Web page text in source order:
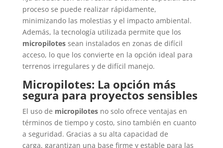
proceso se puede realizar rápidamente,
minimizando las molestias y el impacto ambiental.
Además, la tecnología utilizada permite que los
micropilotessean instalados en zonas de difícil
acceso, lo que los convierte en la opción ideal para
terrenos irregulares y de difícil manejo.
Micropilotes: La opción más
segura para proyectos sensibles
El uso de micropilotesno solo ofrece ventajas en
términos de tiempo y costo, sino también en cuanto
a seguridad. Gracias a su alta capacidad de
carga, garantizan una base firme y estable para las